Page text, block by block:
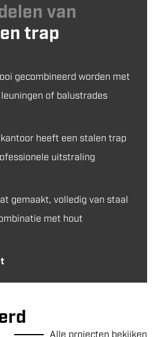
van
trap
gecombineerd worden met
of balustrades
kantoor heeft een stalen trap
uitstraling
gemaakt, volledig van staal
met hout
Alle projecten bekijken